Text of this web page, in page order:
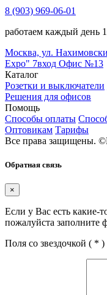
8 (903) 969-06-01
работаем каждый день
Москва, ул.
Expo" 7вход Офис №13
Каталог
Розетки и выключатели
Решения для офисов
Помощь
Способы оплаты
Оптовикам Тарифы
Все права защищены. ©
Обратная связь
×
Если у Вас есть какие-
пожалуйста заполните
Поля со звездочкой ( * )